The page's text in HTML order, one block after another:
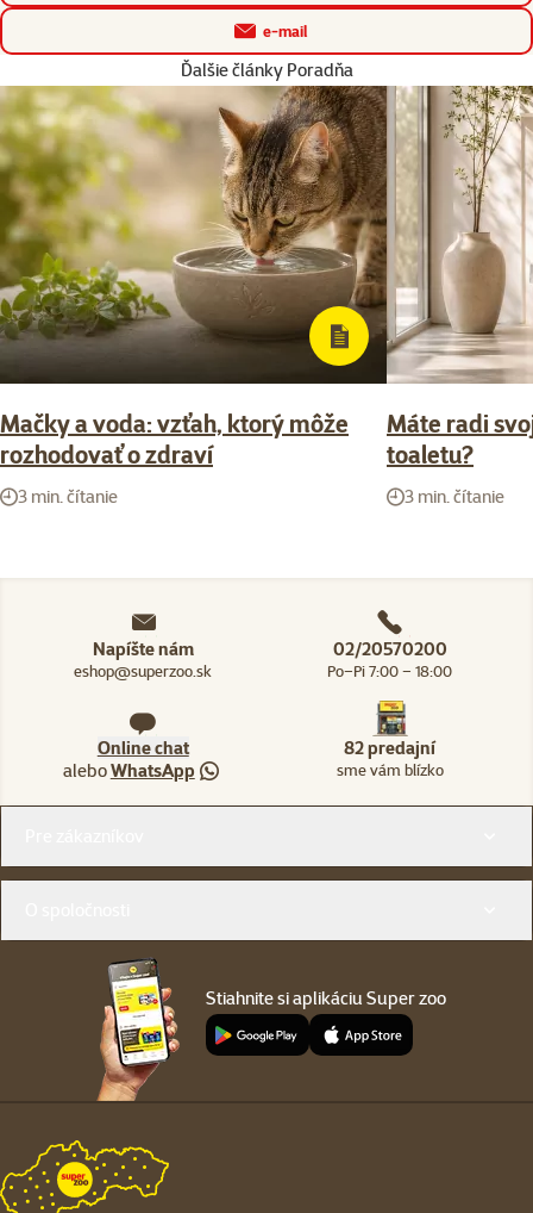
e-mail
Ďalšie články Poradňa
Mačky a voda: vzťah, ktorý môže
rozhodovať o zdraví
3 min. čítanie
Máte radi
toaletu?
3 min. čítanie
Napíšte nám
eshop@superzoo.sk
02/20570200
Po–Pi 7:00 – 18:00
Online chat
aleboWhatsApp
82 predajní
sme vám blízko
Stiahnite si aplikáciu Super zoo